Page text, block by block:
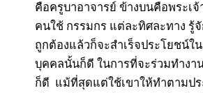
คือครูบาอาจารย์ ข้างบนคือพระเ
คนใช้ กรรมกร แต่ละทิศละทาง รู้
ถูกต้องแล้วก็จะสำเร็จประโยชน์ใ
บุคคลนั้นก็ดี ในการที่จะร่วมทำง
ก็ดี แม้ที่สุดแต่ใช้เขาให้ทำตามป